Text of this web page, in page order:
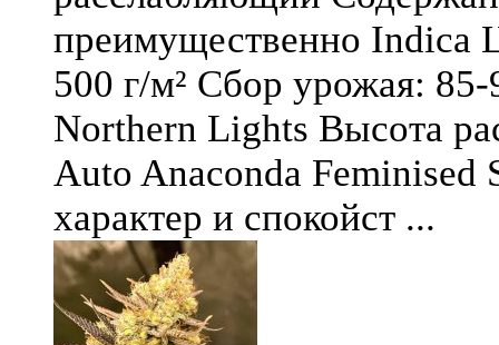
преимущественно Indica
500 г/м² Сбор урожая:
Northern Lights Высота
Auto Anaconda
характер и спокойст ...